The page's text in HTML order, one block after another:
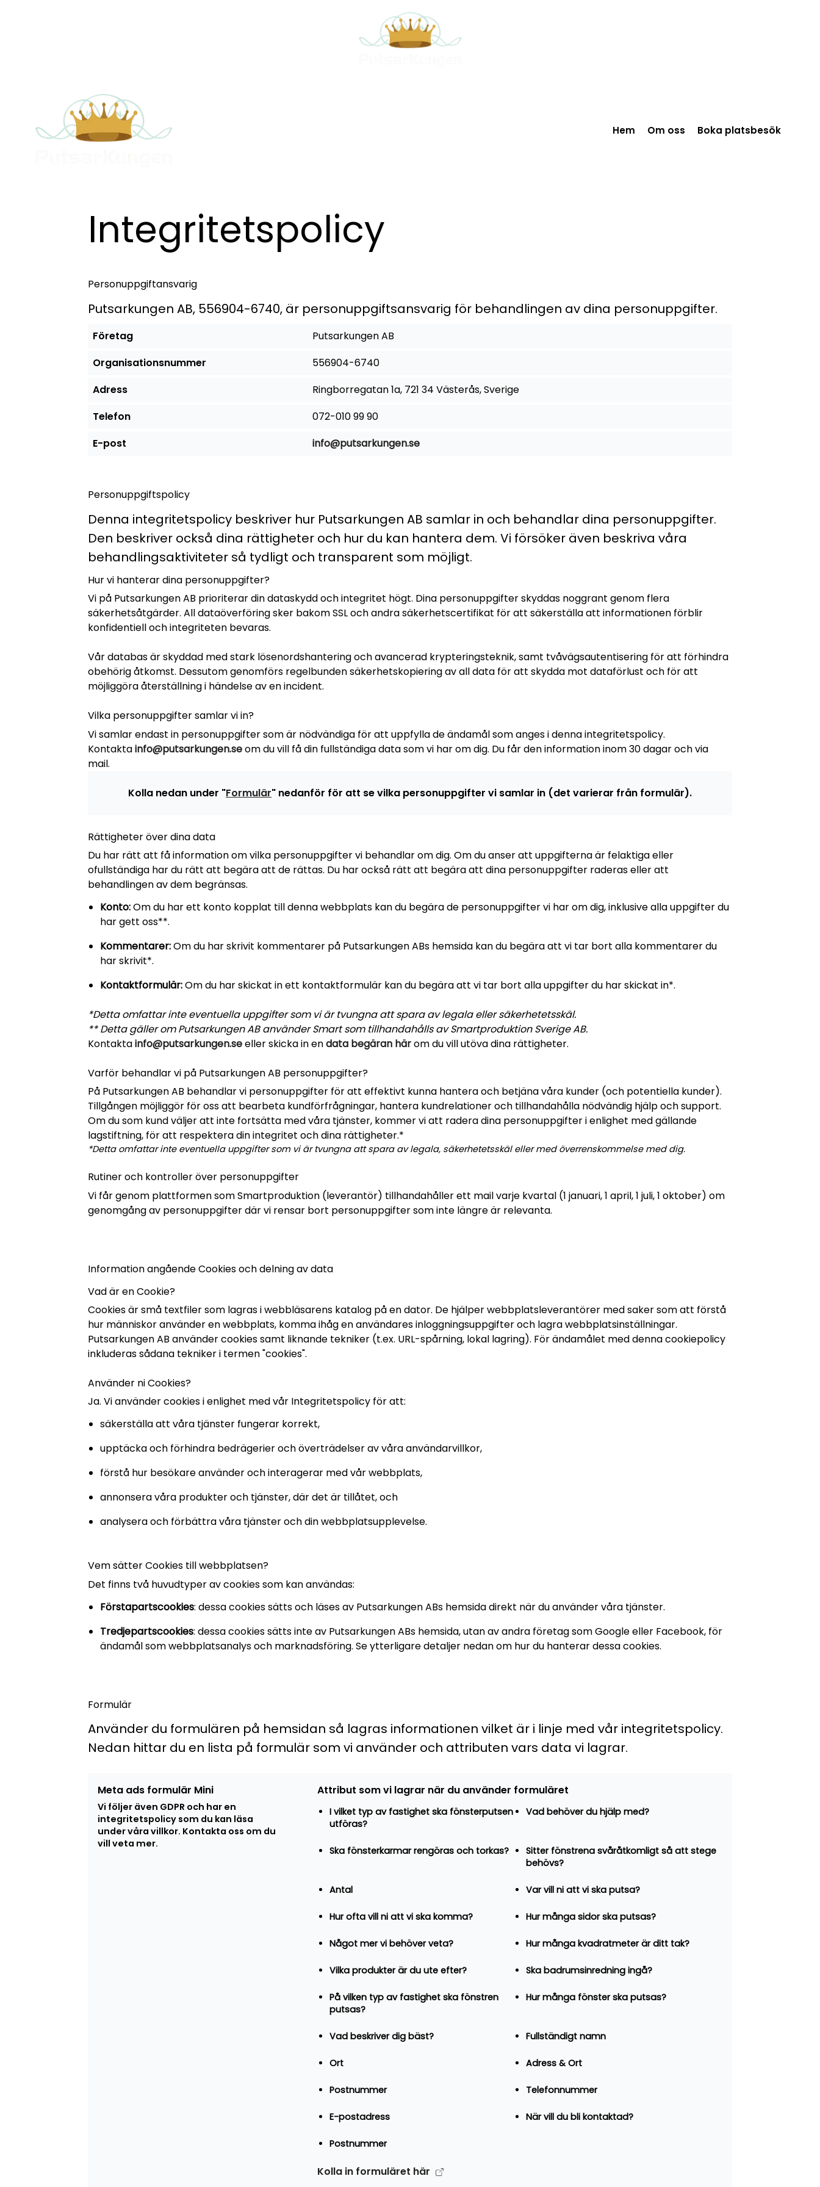
Hem Om oss Boka platsbesök
Integritetspolicy
Personuppgiftansvarig
Putsarkungen AB, 556904-6740, är personuppgiftsansvarig för behandlingen av dina personuppgifter.
Företag
Putsarkungen AB
Organisationsnummer
556904-6740
Adress
Ringborregatan 1a, 721 34 Västerås, Sverige
Telefon
072-010 99 90
E-post
info@putsarkungen.se
Personuppgiftspolicy
Denna integritetspolicy beskriver hur Putsarkungen AB samlar in och behandlar dina personuppgifter.
Den beskriver också dina rättigheter och hur du kan hantera dem. Vi försöker även beskriva våra
behandlingsaktiviteter så tydligt och transparent som möjligt.
Hur vi hanterar dina personuppgifter?
Vi på Putsarkungen AB prioriterar din dataskydd och integritet högt. Dina personuppgifter skyddas noggrant genom flera
säkerhetsåtgärder. All dataöverföring sker bakom SSL och andra säkerhetscertifikat för att säkerställa att informationen förblir
konfidentiell och integriteten bevaras.
Vår databas är skyddad med stark lösenordshantering och avancerad krypteringsteknik, samt tvåvägsautentisering för att förhindra
obehörig åtkomst. Dessutom genomförs regelbunden säkerhetskopiering av all data för att skydda mot dataförlust och för att
möjliggöra återställning i händelse av en incident.
Vilka personuppgifter samlar vi in?
Vi samlar endast in personuppgifter som är nödvändiga för att uppfylla de ändamål som anges i denna integritetspolicy.
Kontaktainfo@putsarkungen.seom du vill få din fullständiga data som vi har om dig. Du får den information inom 30 dagar och via
mail.
Kolla nedan under "Formulär" nedanför för att se vilka personuppgifter vi samlar in (det varierar från formulär).
Rättigheter över dina data
Du har rätt att få information om vilka personuppgifter vi behandlar om dig. Om du anser att uppgifterna är felaktiga eller
ofullständiga har du rätt att begära att de rättas. Du har också rätt att begära att dina personuppgifter raderas eller att
behandlingen av dem begränsas.
Konto:Om du har ett konto kopplat till denna webbplats kan du begära de personuppgifter vi har om dig, inklusive alla uppgifter du
har gett oss**.
Kommentarer:Om du har skrivit kommentarer på Putsarkungen ABs hemsida kan du begära att vi tar bort alla kommentarer du
har skrivit*.
Kontaktformulär:Om du har skickat in ett kontaktformulär kan du begära att vi tar bort alla uppgifter du har skickat in*.
*Detta omfattar inte eventuella uppgifter som vi är tvungna att spara av legala eller säkerhetetsskäl.
** Detta gäller om Putsarkungen AB använder Smart som tillhandahålls av Smartproduktion Sverige AB.
Kontaktainfo@putsarkungen.seeller skicka in endata begäran härom du vill utöva dina rättigheter.
Varför behandlar vi på Putsarkungen AB personuppgifter?
På Putsarkungen AB behandlar vi personuppgifter för att effektivt kunna hantera och betjäna våra kunder (och potentiella kunder).
Tillgången möjliggör för oss att bearbeta kundförfrågningar, hantera kundrelationer och tillhandahålla nödvändig hjälp och support.
Om du som kund väljer att inte fortsätta med våra tjänster, kommer vi att radera dina personuppgifter i enlighet med gällande
lagstiftning, för att respektera din integritet och dina rättigheter.*
*Detta omfattar inte eventuella uppgifter som vi är tvungna att spara av legala, säkerhetetsskäl eller med överrenskommelse med dig.
Rutiner och kontroller över personuppgifter
Vi får genom plattformen som Smartproduktion (leverantör) tillhandahåller ett mail varje kvartal (1 januari, 1 april, 1 juli, 1 oktober) om
genomgång av personuppgifter där vi rensar bort personuppgifter som inte längre är relevanta.
Information angående Cookies och delning av data
Vad är en Cookie?
Cookies är små textfiler som lagras i webbläsarens katalog på en dator. De hjälper webbplatsleverantörer med saker som att förstå
hur människor använder en webbplats, komma ihåg en användares inloggningsuppgifter och lagra webbplatsinställningar.
Putsarkungen AB använder cookies samt liknande tekniker (t.ex. URL-spårning, lokal lagring). För ändamålet med denna cookiepolicy
inkluderas sådana tekniker i termen "cookies".
Använder ni Cookies?
Ja. Vi använder cookies i enlighet med vår Integritetspolicy för att:
säkerställa att våra tjänster fungerar korrekt,
upptäcka och förhindra bedrägerier och överträdelser av våra användarvillkor,
förstå hur besökare använder och interagerar med vår webbplats,
annonsera våra produkter och tjänster, där det är tillåtet, och
analysera och förbättra våra tjänster och din webbplatsupplevelse.
Vem sätter Cookies till webbplatsen?
Det finns två huvudtyper av cookies som kan användas:
Förstapartscookies: dessa cookies sätts och läses av Putsarkungen ABs hemsida direkt när du använder våra tjänster.
Tredjepartscookies: dessa cookies sätts inte av Putsarkungen ABs hemsida, utan av andra företag som Google eller Facebook, för
ändamål som webbplatsanalys och marknadsföring. Se ytterligare detaljer nedan om hur du hanterar dessa cookies.
Formulär
Använder du formulären på hemsidan så lagras informationen vilket är i linje med vår integritetspolicy.
Nedan hittar du en lista på formulär som vi använder och attributen vars data vi lagrar.
Meta ads formulär Mini
Vi följer även GDPR och har en
integritetspolicy som du kan läsa
under våra villkor. Kontakta oss om du
vill veta mer.
Attribut som vi lagrar när du använder formuläret
I vilket typ av fastighet ska fönsterputsen
utföras?
Vad behöver du hjälp med?
Ska fönsterkarmar rengöras och torkas?
Sitter fönstrena svåråtkomligt så att stege
behövs?
Antal Var vill ni att vi ska putsa?
Hur ofta vill ni att vi ska komma? Hur många sidor ska putsas?
Något mer vi behöver veta? Hur många kvadratmeter är ditt tak?
Vilka produkter är du ute efter? Ska badrumsinredning ingå?
På vilken typ av fastighet ska fönstren
putsas?
Hur många fönster ska putsas?
Vad beskriver dig bäst? Fullständigt namn
Ort Adress & Ort
Postnummer Telefonnummer
E-postadress När vill du bli kontaktad?
Postnummer
Kolla in formuläret här